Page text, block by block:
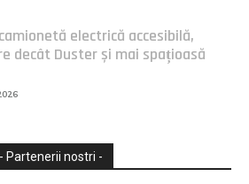
electrică accesibilă,
decât Duster și mai spațioasă
- Partenerii nostri -